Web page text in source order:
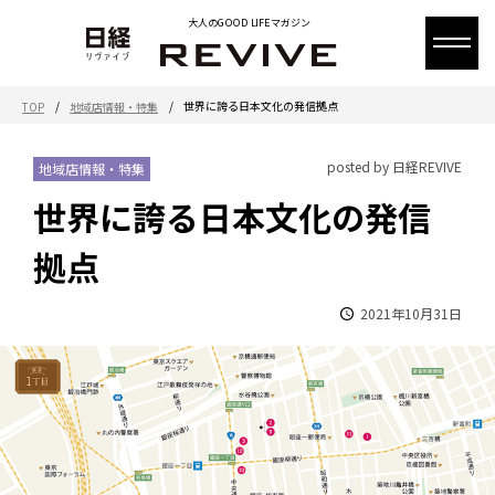
大人のGOOD LIFEマガジン
TOP / 地域店情報・特集 / 世界に誇る日本文化の発信拠点
地域店情報・特集 posted by 日経REVIVE
世界に誇る日本文化の発信
拠点
2021年10月31日